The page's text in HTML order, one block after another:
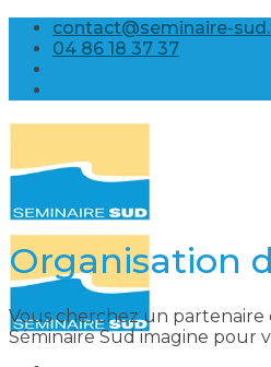
Skip
content
contact@seminaire-
04 86 18 37 37
Organisation
Vous cherchez un partenaire
Séminaire Sud imagine pour